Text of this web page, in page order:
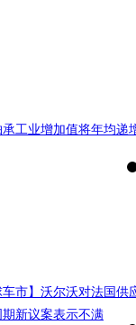
工业增加值将年均递
车市】沃尔沃对法国供
新议案表示不满